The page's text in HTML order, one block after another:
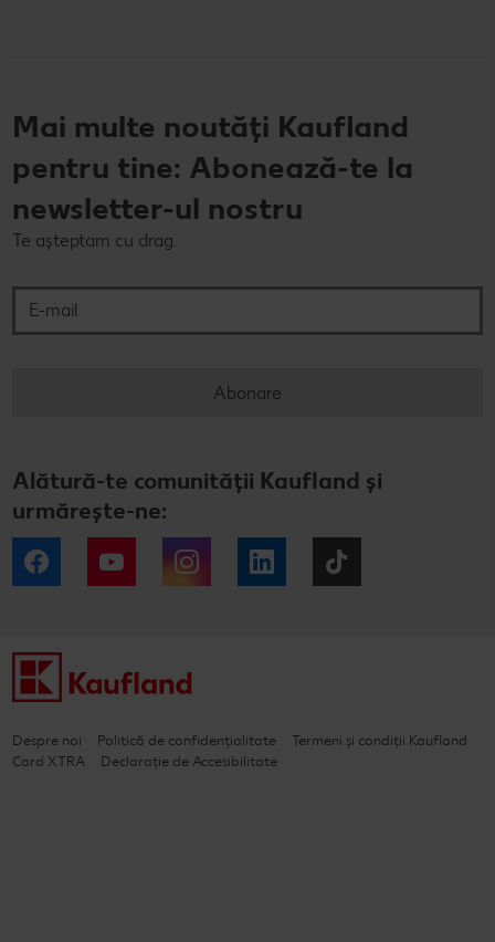
Mai multe noutăți Kaufland
pentru tine: Abonează-te la
newsletter-ul nostru
Te așteptam cu drag.
Abonare
Alătură-te comunității Kaufland și
urmărește-ne:
Facebook YouTube Instagram LinkedIn
Despre noi Politică de confidențialitate
Termeni și condiții Kaufland
Card XTRA
Declarație de Accesibilitate